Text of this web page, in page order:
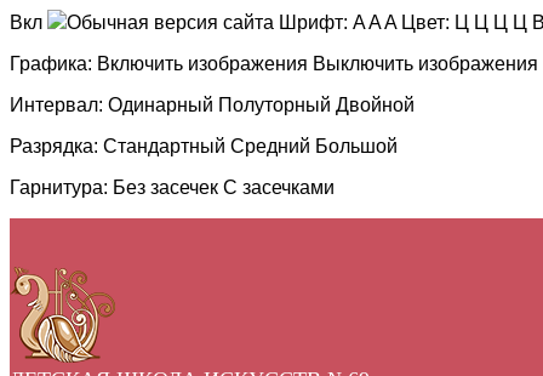
Вкл Обычная версия сайта Шрифт: AAA Цвет: Ц Ц Ц Ц
Графика: Включить изображения Выключить изображения
Интервал: Одинарный Полуторный Двойной
Разрядка: Стандартный Средний Большой
Гарнитура: Без засечек С засечками